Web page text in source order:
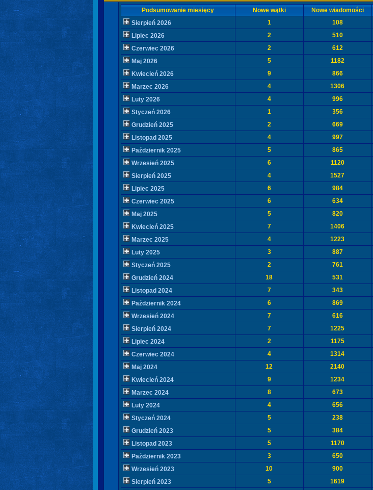
Podsumowanie miesięcy
Nowe wątki Nowe wiadomości
Sierpień 2026
1 108
Lipiec 2026
2 510
Czerwiec 2026
2 612
Maj 2026
5 1182
Kwiecień 2026
9 866
Marzec 2026
4 1306
Luty 2026
4 996
Styczeń 2026
1 356
Grudzień 2025
2 669
Listopad 2025
4 997
Październik 2025
5 865
Wrzesień 2025
6 1120
Sierpień 2025
4 1527
Lipiec 2025
6 984
Czerwiec 2025
6 634
Maj 2025
5 820
Kwiecień 2025
7 1406
Marzec 2025
4 1223
Luty 2025
3 887
Styczeń 2025
2 761
Grudzień 2024
18 531
Listopad 2024
7 343
Październik 2024
6 869
Wrzesień 2024
7 616
Sierpień 2024
7 1225
Lipiec 2024
2 1175
Czerwiec 2024
4 1314
Maj 2024
12 2140
Kwiecień 2024
9 1234
Marzec 2024
8 673
Luty 2024
4 656
Styczeń 2024
5 238
Grudzień 2023
5 384
Listopad 2023
5 1170
Październik 2023
3 650
Wrzesień 2023
10 900
Sierpień 2023
5 1619